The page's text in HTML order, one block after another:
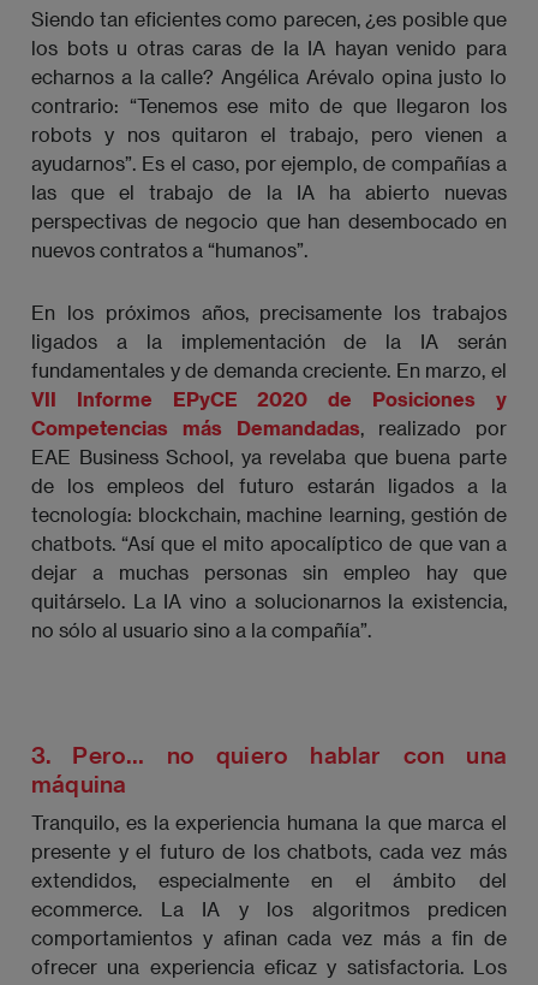
Siendo tan eficientes como parecen, ¿es posible que
los bots u otras caras de la IA hayan venido para
echarnos a la calle? Angélica Arévalo opina justo lo
contrario: “Tenemos ese mito de que llegaron los
robots y nos quitaron el trabajo, pero vienen a
ayudarnos”. Es el caso, por ejemplo, de compañías a
las que el trabajo de la IA ha abierto nuevas
perspectivas de negocio que han desembocado en
nuevos contratos a “humanos”.
En los próximos años, precisamente los trabajos
ligados a la implementación de la IA serán
fundamentales y de demanda creciente. En marzo, el
VII Informe EPyCE 2020 de Posiciones y
Competencias más Demandadas, realizado por
EAE Business School, ya revelaba que buena parte
de los empleos del futuro estarán ligados a la
tecnología: blockchain, machine learning, gestión de
chatbots. “Así que el mito apocalíptico de que van a
dejar a muchas personas sin empleo hay que
quitárselo. La IA vino a solucionarnos la existencia,
no sólo al usuario sino a la compañía”.
3. Pero… no quiero hablar con una
máquina
Tranquilo, es la experiencia humana la que marca el
presente y el futuro de los chatbots, cada vez más
extendidos, especialmente en el ámbito del
ecommerce. La IA y los algoritmos predicen
comportamientos y afinan cada vez más a fin de
ofrecer una experiencia eficaz y satisfactoria. Los